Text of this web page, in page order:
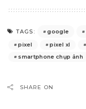
TAGS: google
pixel
pixel xl
smartphone chụp ảnh
SHARE ON